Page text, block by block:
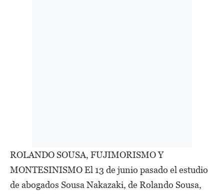
ROLANDO SOUSA, FUJIMORISMO Y
MONTESINISMO El 13 de junio pasado el estudio
de abogados Sousa Nakazaki, de Rolando Sousa,